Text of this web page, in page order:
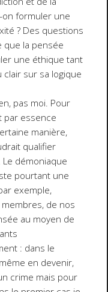
formuler une
? Des questions
que la pensée
une éthique tant
sur sa logique
pas moi. Pour
par essence
manière,
qualifier
démoniaque
pourtant une
exemple,
de nos
au moyen de
: dans le
en devenir,
crime mais pour